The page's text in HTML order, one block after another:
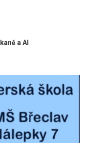
a AI